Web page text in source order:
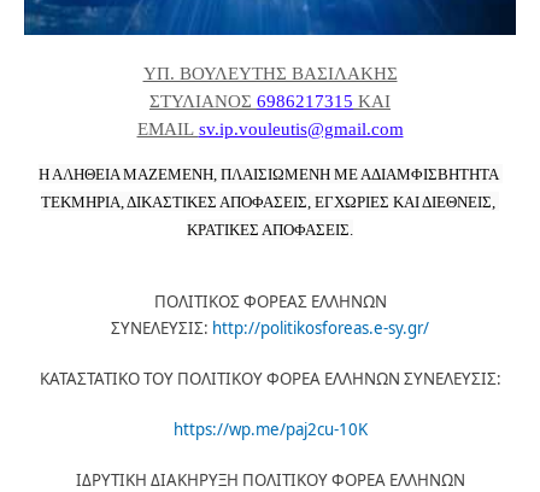
ΥΠ. ΒΟΥΛΕΥΤΗΣ ΒΑΣΙΛΑΚΗΣ
ΣΤΥΛΙΑΝΟΣ 6986217315 ΚΑΙ
EMAIL sv.ip.vouleutis@gmail.com
Η ΑΛΗΘΕΙΑ ΜΑΖΕΜΕΝΗ, ΠΛΑΙΣΙΩΜΕΝΗ ΜΕ ΑΔΙΑΜΦΙΣΒΗΤΗΤΑ
ΤΕΚΜΗΡΙΑ, ΔΙΚΑΣΤΙΚΕΣ ΑΠΟΦΑΣΕΙΣ, ΕΓΧΩΡΙΕΣ ΚΑΙ ΔΙΕΘΝΕΙΣ,
ΚΡΑΤΙΚΕΣ ΑΠΟΦΑΣΕΙΣ.
ΠΟΛΙΤΙΚΟΣ ΦΟΡΕΑΣ ΕΛΛΗΝΩΝ
ΣΥΝΕΛΕΥΣΙΣ: http://politikosforeas.e-sy.gr/
ΚΑΤΑΣΤΑΤΙΚΟ ΤΟΥ ΠΟΛΙΤΙΚΟΥ ΦΟΡΕΑ ΕΛΛΗΝΩΝ ΣΥΝΕΛΕΥΣΙΣ:
https://wp.me/paj2cu-10K
ΙΔΡΥΤΙΚΗ ΔΙΑΚΗΡΥΞΗ ΠΟΛΙΤΙΚΟΥ ΦΟΡΕΑ ΕΛΛΗΝΩΝ